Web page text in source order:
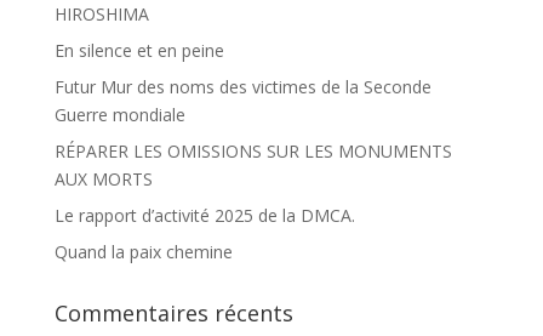
HIROSHIMA
En silence et en peine
Futur Mur des noms des victimes de la Seconde
Guerre mondiale
RÉPARER LES OMISSIONS SUR LES MONUMENTS
AUX MORTS
Le rapport d’activité 2025 de la DMCA.
Quand la paix chemine
Commentaires récents